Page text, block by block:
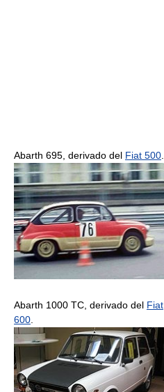
Abarth 695, derivado del Fiat 500
Abarth 1000 TC, derivado del Fiat
600.